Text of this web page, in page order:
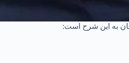
به این شرح است: